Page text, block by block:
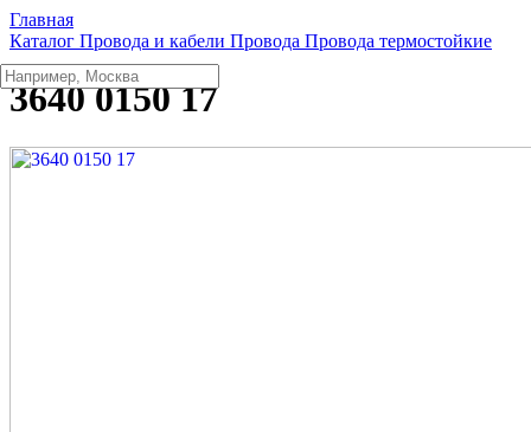
Главная
Каталог Провода и кабели Провода Провода термостойкие
3640 0150 17